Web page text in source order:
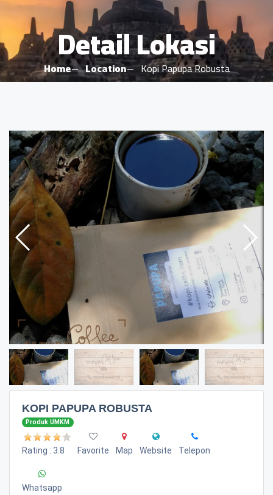
Detail Lokasi
Home Location Kopi Papupa Robusta
KOPI PAPUPA ROBUSTA
Produk UMKM
Rating : 3.8 Favorite Map Website Telepon
Whatsapp